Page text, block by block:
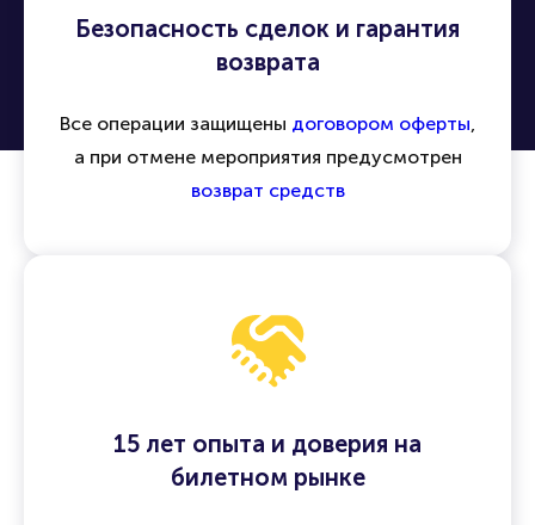
Безопасность сделок и гарантия
возврата
Все операции защищены договором оферты,
а при отмене мероприятия предусмотрен
возврат средств
15 лет опыта и доверия на
билетном рынке